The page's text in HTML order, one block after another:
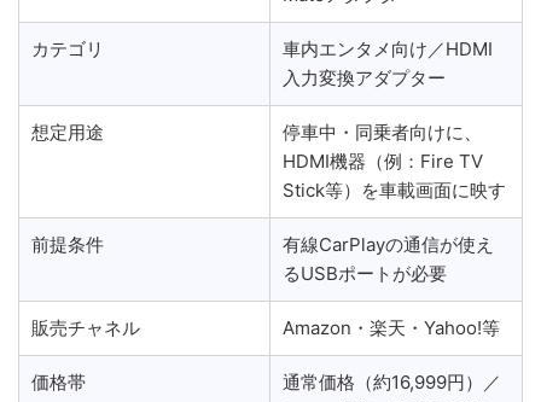
カテゴリ
車内エンタメ向け／HDMI
入力変換アダプター
想定用途
停車中・同乗者向けに、
HDMI機器（例：Fire TV
Stick等）を車載画面に映す
前提条件
有線CarPlayの通信が使え
るUSBポートが必要
販売チャネル Amazon・楽天・Yahoo!等
価格帯
通常価格（約16,999円）／